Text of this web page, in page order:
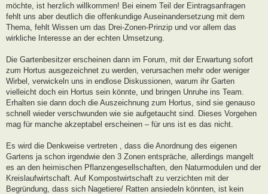
möchte, ist herzlich willkommen! Bei einem Teil der Eintragsanfragen
fehlt uns aber deutlich die offenkundige Auseinandersetzung mit dem
Thema, fehlt Wissen um das Drei-Zonen-Prinzip und vor allem das
wirkliche Interesse an der echten Umsetzung.
Die Gartenbesitzer erscheinen dann im Forum, mit der Erwartung sofort
zum Hortus ausgezeichnet zu werden, verursachen mehr oder weniger
Wirbel, verwickeln uns in endlose Diskussionen, warum ihr Garten
vielleicht doch ein Hortus sein könnte, und bringen Unruhe ins Team.
Erhalten sie dann doch die Auszeichnung zum Hortus, sind sie genauso
schnell wieder verschwunden wie sie aufgetaucht sind. Dieses Vorgehen
mag für manche akzeptabel erscheinen – für uns ist es das nicht.
Es wird die Denkweise vertreten , dass die Anordnung des eigenen
Gartens ja schon irgendwie den 3 Zonen entspräche, allerdings mangelt
es an den heimischen Pflanzengesellschaften, den Naturmodulen und der
Kreislaufwirtschaft. Auf Kompostwirtschaft zu verzichten mit der
Begründung, dass sich Nagetiere/ Ratten ansiedeln könnten, ist kein